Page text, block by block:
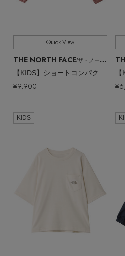
どこへでも行ける、無敵のセ
Quick View
THE NORTH FACE/ザ・ノース・フェイス
¥9,900
KIDS